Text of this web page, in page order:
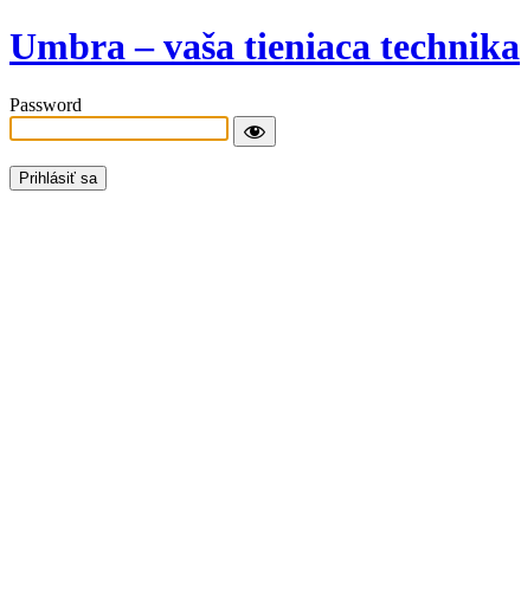
Umbra – vaša tieniaca technika
Password